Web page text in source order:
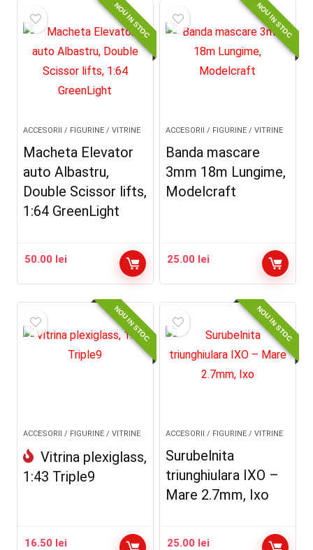
NOU IN STOC
ACCESORII / FIGURINE / VITRINE
Macheta Elevator
auto Albastru,
Double Scissor lifts,
1:64 GreenLight
50.00 lei
NOU IN STOC
ACCESORII / FIGURINE / VITRINE
Banda mascare
3mm 18m Lungime,
Modelcraft
25.00 lei
NOU IN STOC
ACCESORII / FIGURINE / VITRINE
Vitrina plexiglass,
1:43 Triple9
16.50 lei
NOU IN STOC
ACCESORII / FIGURINE / VITRINE
Surubelnita
triunghiulara IXO –
Mare 2.7mm, Ixo
25.00 lei